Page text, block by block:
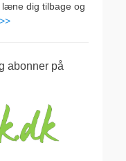
læne dig tilbage og
abonner på